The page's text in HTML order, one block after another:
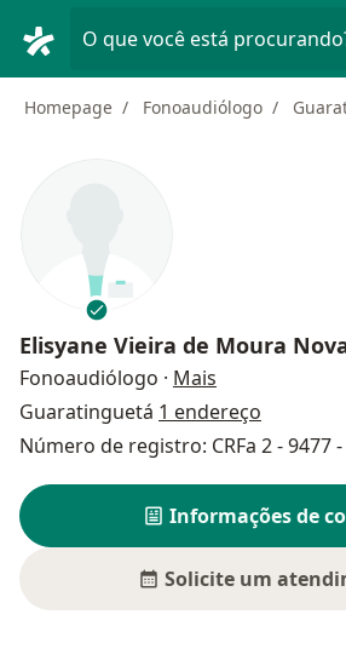
O que você está
Homepage Fonoaudiólogo
Elisyane Vieira de Moura
Fonoaudiólogo · Mais
Guaratinguetá 1 endereço
Número de registro: CRFa 2 - 9477
Informações de
Solicite um